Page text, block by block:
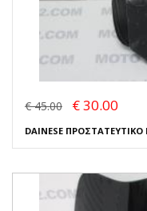
€ 45.00 € 30.00
DAINESE ΠΡΟΣΤΑΤΕΥΤΙΚΟ